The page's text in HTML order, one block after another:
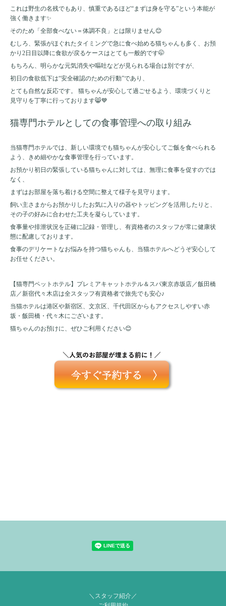
これは野生の名残でもあり、慎重であるほど“まずは身を守る”という本能が
強く働きます✨
そのため「全部食べない＝体調不良」とは限りません😊
むしろ、緊張がほぐれたタイミングで急に食べ始める猫ちゃんも多く、お預
かり2日目以降に食欲が戻るケースはとても一般的です🤭
もちろん、明らかな元気消失や嘔吐などが見られる場合は別ですが、
初日の食欲低下は“安全確認のための行動”であり、
とても自然な反応です。 猫ちゃんが安心して過ごせるよう、環境づくりと
見守りを丁寧に行っております😸💙
猫専門ホテルとしての食事管理への取り組み
当猫専門ホテルでは、新しい環境でも猫ちゃんが安心してご飯を食べられる
よう、きめ細やかな食事管理を行っています。
お預かり初日の緊張している猫ちゃんに対しては、無理に食事を促すのでは
なく、
まずはお部屋を落ち着ける空間に整えて様子を見守ります。
飼い主さまからお預かりしたお気に入りの器やトッピングを活用したりと、
その子の好みに合わせた工夫を凝らしています。
食事量や排泄状況を正確に記録・管理し、有資格者のスタッフが常に健康状
態に配慮しております。
食事のデリケートなお悩みを持つ猫ちゃんも、当猫ホテルへどうぞ安心して
お任せください。
【猫専門ペットホテル】プレミアキャットホテル＆スパ東京赤坂店／飯田橋
店／新宿代々木店は全スタッフ有資格者で旅先でも安心♪
当猫ホテルは港区や新宿区、文京区、千代田区からもアクセスしやすい赤
坂・飯田橋・代々木にございます。
猫ちゃんのお預けに、ぜひご利用ください😊
＼スタッフ紹介／